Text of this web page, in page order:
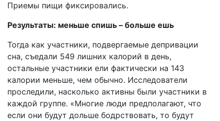
Приемы пищи фиксировались.
Результаты: меньше спишь – больше ешь
Тогда как участники, подвергаемые депривации
сна, съедали 549 лишних калорий в день,
остальные участники ели фактически на 143
калории меньше, чем обычно. Исследователи
проследили, насколько активны были участники в
каждой группе. «Многие люди предполагают, что
если они будут дольше бодрствовать, то будут